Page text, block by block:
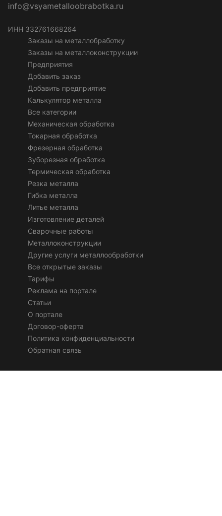
info@vsyametalloobrabotka.ru
ИНН 332761668264
Заказы на металлобработку
Заказы на металлоконструкции
Предприятия
Добавить заказ
Добавить предприятие
Калькулятор металла
Все категории
Механическая обработка
Токарная обработка
Фрезерная обработка
Зуборезная обработка
Термическая обработка
Резка металла
Гибка металла
Литье металла
Изготовление деталей
Сварочные работы
Металлоконструкции
Другие услуги металлообработки
Все открытые заказы
Тарифы
Реклама на портале
Статьи
О портале
Договор-оферта
Политика конфиденциальности
Обратная связь